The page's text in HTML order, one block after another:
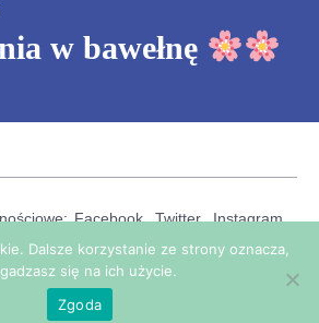
w bawełnę
Facebook Twitter Instagram
- Studio Lomo 2026 Rybnik / Żory
--
przez
Dalsze korzystanie ze strony oznacza,
się na ich użycie.
Zgoda